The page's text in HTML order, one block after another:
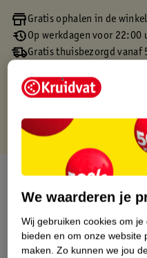
Gratis ophalen in de winkel
Op werkdagen voor
Gratis thuisbezorgd vanaf
Gratis punten met je
Over dit product
Productinformatie
Etiketinformatie
We waarderen je
Wij gebruiken cookies om
bieden en om onze website
maken. Zo kunnen we jou